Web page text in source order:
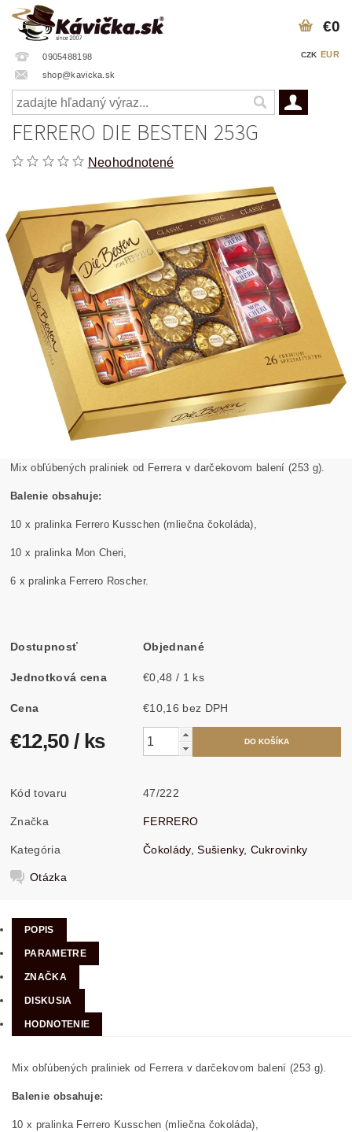
0905488198
shop@kavicka.sk
CZK EUR
€0
FERRERO DIE BESTEN 253G
Neohodnotené
Mix obľúbených praliniek od Ferrera v darčekovom balení (253 g).
Balenie obsahuje:
10 x pralinka Ferrero Kusschen (mliečna čokoláda),
10 x pralinka Mon Cheri,
6 x pralinka Ferrero Roscher.
Dostupnosť Objednané
Jednotková cena €0,48 / 1 ks
Cena €10,16 bez DPH
€12,50 / ks
Kód tovaru 47/222
Značka FERRERO
Kategória Čokolády, Sušienky, Cukrovinky
Otázka
POPIS
PARAMETRE
ZNAČKA
DISKUSIA
HODNOTENIE
Mix obľúbených praliniek od Ferrera v darčekovom balení (253 g).
Balenie obsahuje:
10 x pralinka Ferrero Kusschen (mliečna čokoláda),